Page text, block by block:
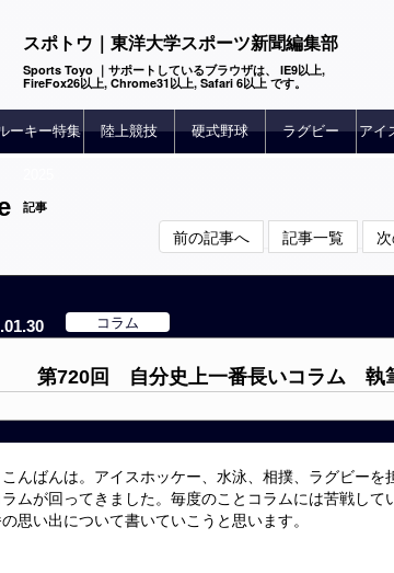
スポトウ｜東洋大学スポーツ新聞編集部
Sports Toyo ｜サポートしているブラウザは、 IE9以上,
FireFox26以上, Chrome31以上, Safari 6以上 です。
ーキー特集 陸上競技 硬式野球 ラグビー アイ
記事
前の記事へ 記事一覧
コラム
第720回 自分史上一番長いコラム 執
んばんは。アイスホッケー、水泳、相撲、ラグビーを
ラムが回ってきました。毎度のことコラムには苦戦し
思い出について書いていこうと思います。